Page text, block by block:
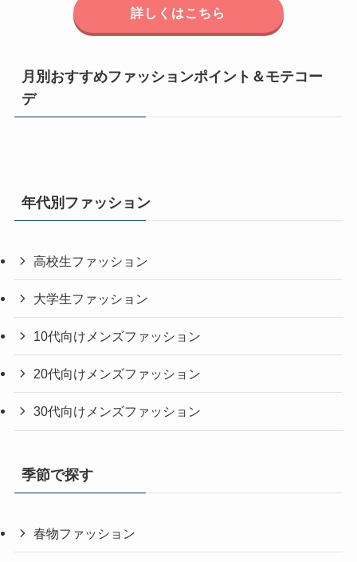
詳しくはこちら
月別おすすめファッションポイント＆モテコー
デ
年代別ファッション
高校生ファッション
大学生ファッション
10代向けメンズファッション
20代向けメンズファッション
30代向けメンズファッション
季節で探す
春物ファッション